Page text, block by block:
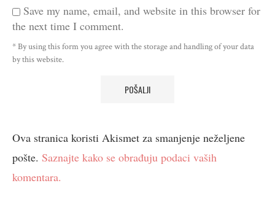
Save my name, email, and website in this browser for
the next time I comment.
* By using this form you agree with the storage and handling of your data
by this website.
Ova stranica koristi Akismet za smanjenje neželjene
pošte. Saznajte kako se obrađuju podaci vaših
komentara.